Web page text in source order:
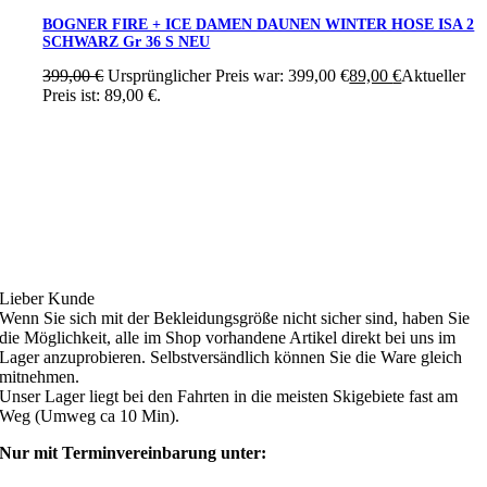
BOGNER FIRE + ICE DAMEN DAUNEN WINTER HOSE ISA 2
SCHWARZ Gr 36 S NEU
399,00€ Ursprünglicher Preis war: 399,00 €89,00€Aktueller
Preis ist: 89,00 €.
Lieber Kunde
Wenn Sie sich mit der Bekleidungsgröße nicht sicher sind, haben Sie
die Möglichkeit, alle im Shop vorhandene Artikel direkt bei uns im
Lager anzuprobieren. Selbstversändlich können Sie die Ware gleich
mitnehmen.
Unser Lager liegt bei den Fahrten in die meisten Skigebiete fast am
Weg (Umweg ca 10 Min).
Nur mit Terminvereinbarung unter: